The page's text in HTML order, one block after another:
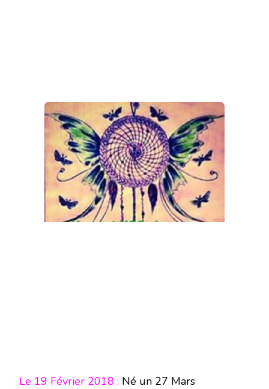
Le 19 Février 2018 : Né un 27 Mars